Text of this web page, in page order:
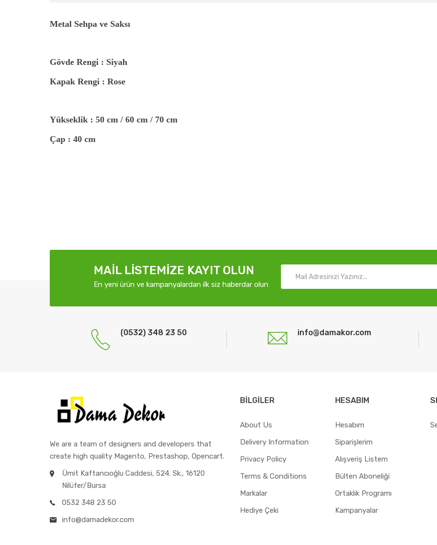
Metal Sehpa ve Saksı
Gövde Rengi : Siyah
Kapak Rengi : Rose
Yükseklik : 50 cm / 60 cm / 70 cm
Çap : 40 cm
MAIL LISTEMIZE KAYIT OLUN
En yeni ürün ve kampanyalardan ilk siz haberdar olun
(0532) 348 23 50 info@damakor.com
We are a team of designers and developers that
create high quality Magento, Prestashop, Opencart.
Ümit Kaftancıoğlu Caddesi, 524. Sk., 16120
Nilüfer/Bursa
0532 348 23 50
info@damadekor.com
BILGILER
About Us
Delivery Information
Privacy Policy
Terms & Conditions
Markalar
Hediye Çeki
HESABIM
Hesabım
Siparişlerim
Alışveriş Listem
Bülten Aboneliği
Ortaklık Programı
Kampanyalar